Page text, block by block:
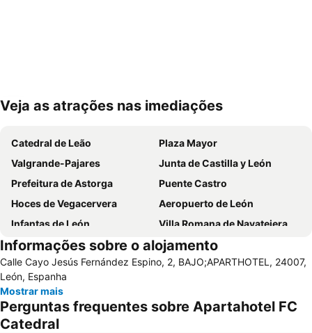
Ampliar mapa
Veja as atrações nas imediações
Catedral de Leão
Plaza Mayor
Valgrande-Pajares
Junta de Castilla y León
Prefeitura de Astorga
Puente Castro
Hoces de Vegacervera
Aeropuerto de León
Infantas de León
Villa Romana de Navatejera
San Esteban
Supernova Indie Weekend
Bairro úmido / molhado
Ayuntamiento
Termas romanas menores
Informações sobre o alojamento
Calle Cayo Jesús Fernández Espino, 2, BAJO;APARTHOTEL, 24007,
León, Espanha
Mostrar mais
Perguntas frequentes sobre Apartahotel FC
Catedral